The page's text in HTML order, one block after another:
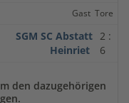
Gast Tore
SGM SC Abstatt
Heinriet
2 :
6
den dazugehörigen